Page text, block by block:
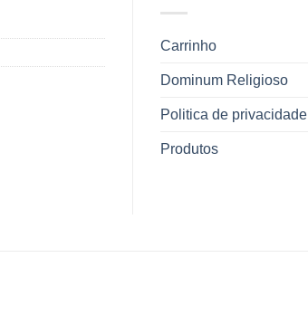
Carrinho
Dominum Religioso
Politica de privacidade
Produtos